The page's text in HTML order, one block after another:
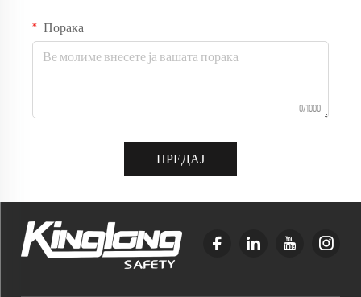
Порака
0/1000
ПРЕДАЈ